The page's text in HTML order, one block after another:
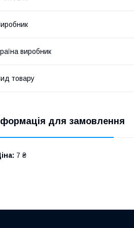
виробник
товару
для замовлення
7 ₴